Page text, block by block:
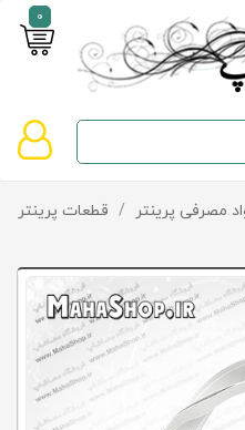
0
صفحه
دسته‌بندی
تخفیف‌ها
و
پیشنهادها
تماس
مصرفی پرینتر / قطعات پرینتر و